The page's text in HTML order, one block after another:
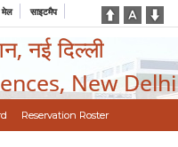
मेल साइटमैप
नई दिल्ली
New Delhi
Reservation Roster